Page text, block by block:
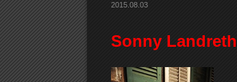
2015.08.03
Sonny Landreth